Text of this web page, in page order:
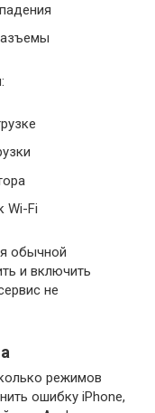
Wi-Fi
обычной
и включить
не
режимов
ошибку iPhone,